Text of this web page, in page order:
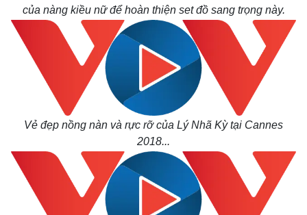
của nàng kiều nữ để hoàn thiện set đồ sang trọng này.
Vẻ đẹp nồng nàn và rực rỡ của Lý Nhã Kỳ tại Cannes
2018...